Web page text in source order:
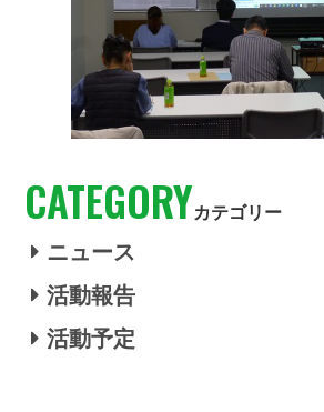
CATEGORYカテゴリー
ニュース
活動報告
活動予定